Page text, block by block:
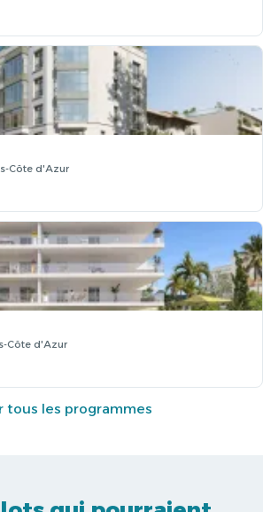
Côte d'Azur
Côte d'Azur
tous les programmes